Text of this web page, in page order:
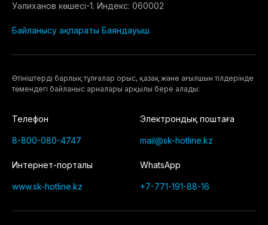
Уәлиханов көшесі-1. Индекс: 060002
Байланысу ақпараты Баяндауыш
Өтiнiштердi барлық тұлғалар орыс, қазақ және ағылшын тілдерінде
төмендегі байланыс арналары арқылы бере алады:
Телефон
8-800-080-4747
Электрондық поштаға
mail@sk-hotline.kz
Интернет-порталы
www.sk-hotline.kz
WhatsApp
+7-771-191-88-16